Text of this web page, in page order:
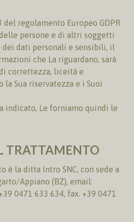
regolamento Europeo GDPR
persone e di altri soggetti
dati personali e sensibili, il
che La riguardano, sarà
correttezza, liceità e
la Sua riservatezza e i Suoi
indicato, Le forniamo quindi le
TRATTAMENTO
è la ditta Intro SNC, con sede a
Appiano (BZ), email:
0471 633 634, fax. +39 0471